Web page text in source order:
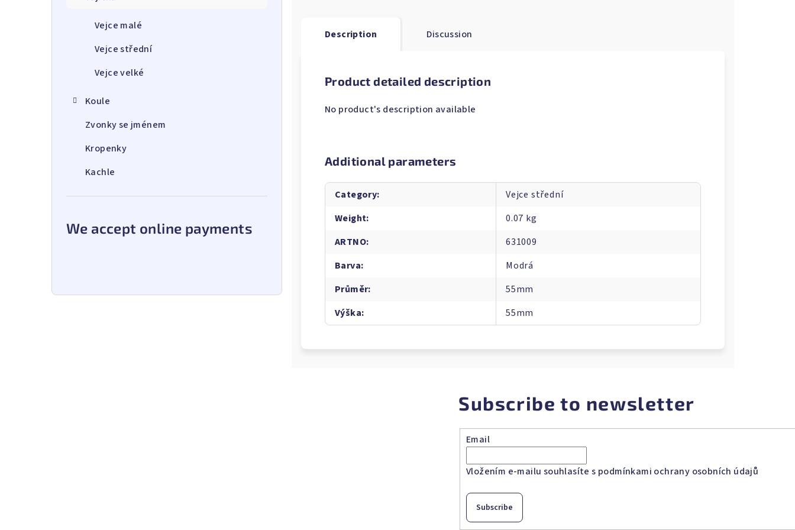
Vejce malé
Vejce střední
Vejce velké
Koule
Zvonky se jménem
Kropenky
Kachle
We accept online payments
Description Discussion
Product detailed description
No product's description available
Additional parameters
Category:
Vejce střední
Weight:
0.07 kg
ARTNO:
631009
Barva:
Modrá
Průměr:
55mm
Výška: 55mm
Subscribe to newsletter
Email
Vložením e-mailu souhlasíte s podmínkami ochrany osobních údajů
Subscribe